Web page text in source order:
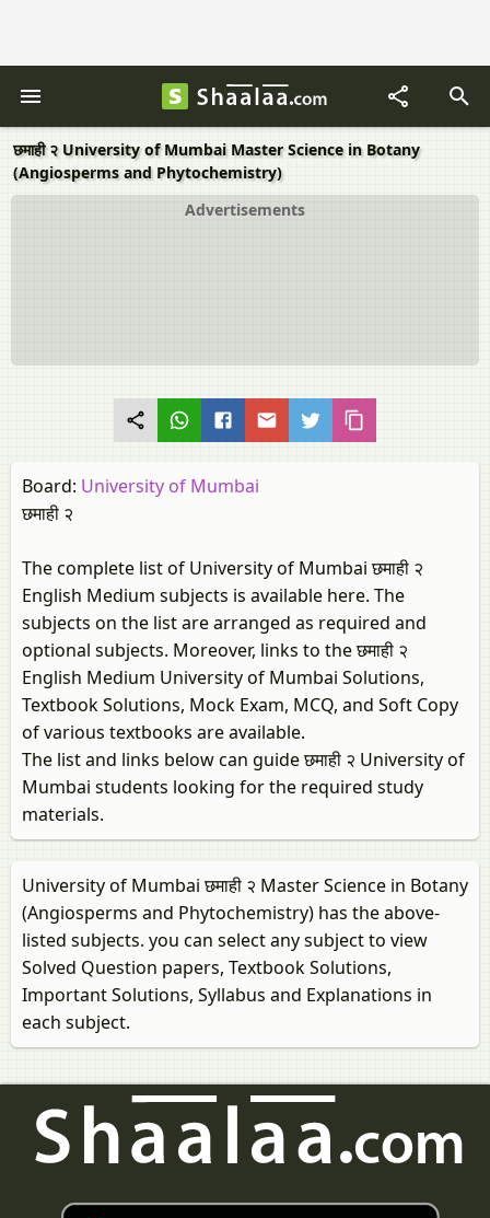
छमाही २ University of Mumbai Master Science in Botany
(Angiosperms and Phytochemistry)
Advertisements
Board: University of Mumbai
छमाही २
The complete list of University of Mumbai छमाही २
English Medium subjects is available here. The
subjects on the list are arranged as required and
optional subjects. Moreover, links to the छमाही २
English Medium University of Mumbai Solutions,
Textbook Solutions, Mock Exam, MCQ, and Soft Copy
of various textbooks are available.
The list and links below can guide छमाही २ University of
Mumbai students looking for the required study
materials.
University of Mumbai छमाही २ Master Science in Botany
(Angiosperms and Phytochemistry) has the above-
listed subjects. you can select any subject to view
Solved Question papers, Textbook Solutions,
Important Solutions, Syllabus and Explanations in
each subject.